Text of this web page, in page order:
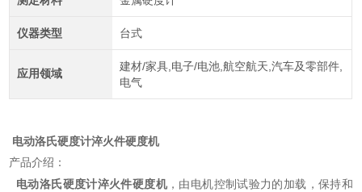
仪器类型 台式
应用领域
建材/家具,电子/电池,航空航天,汽车及零部件,
电气
电动洛氏硬度计淬火件硬度机
产品介绍：
电动洛氏硬度计淬火件硬度机，由电机控制试验力的加载，保持和